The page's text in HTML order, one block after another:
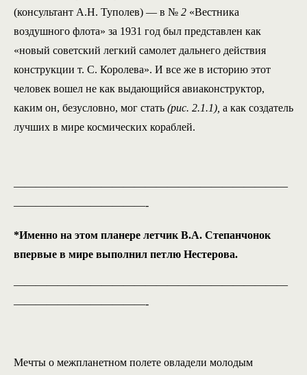
(консультант А.Н. Туполев) — в № 2 «Вестника
воздушного флота» за 1931 год был представлен как
«новый советский легкий самолет дальнего действия
конструкции т. С. Королева». И все же в историю этот
человек вошел не как выдающийся авиаконструктор,
каким он, безусловно, мог стать (рис. 2.1.1), а как создатель
лучших в мире космических кораблей.
—————————————————————————
————————————-
*Именно на этом планере летчик В.А. Степанчонок
впервые в мире выполнил петлю Нестерова.
—————————————————————————
————————————-
Мечты о межпланетном полете овладели молодым